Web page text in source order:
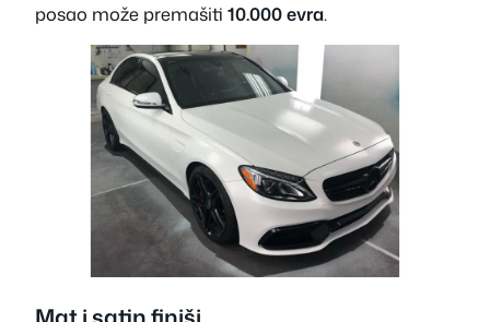
posao može premašiti 10.000 evra.